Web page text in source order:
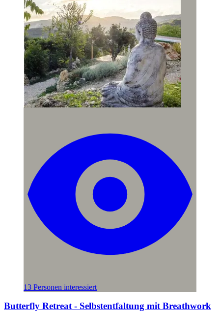
13 Personen interessiert
Butterfly Retreat - Selbstentfaltung mit Breathwork